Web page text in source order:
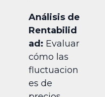
Análisis de
Rentabilid
ad: Evaluar
cómo las
fluctuacion
es de